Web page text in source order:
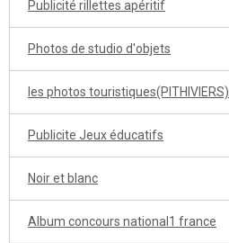
Publicité rillettes apéritif
Photos de studio d'objets
les photos touristiques(PITHIVIERS)
Publicite Jeux éducatifs
Noir et blanc
Album concours national1 france